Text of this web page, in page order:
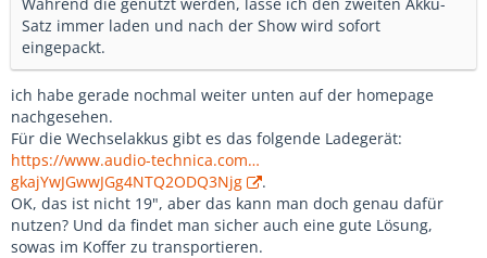
Satz immer laden und nach der Show wird sofort
eingepackt.
ich habe gerade nochmal weiter unten auf der homepage
nachgesehen.
Für die Wechselakkus gibt es das folgende Ladegerät:
https://www.audio-technica.com…
gkajYwJGwwJGg4NTQ2ODQ3Njg
.
OK, das ist nicht 19", aber das kann man doch genau dafür
nutzen? Und da findet man sicher auch eine gute Lösung,
sowas im Koffer zu transportieren.